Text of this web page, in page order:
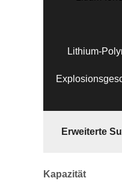
Lithium-
Erweiterte
Kapazität